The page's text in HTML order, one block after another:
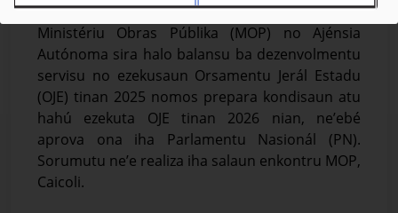
Gustavo da Cruz, hamutuk ho Dirijente sira hosi
Ministériu Obras Públika (MOP) no Ajénsia
Autónoma sira halo balansu ba dezenvolmentu
servisu no ezekusaun Orsamentu Jerál Estadu
(OJE) tinan 2025 nomos prepara kondisaun atu
hahú ezekuta OJE tinan 2026 nian, ne’ebé
aprova ona iha Parlamentu Nasionál (PN).
Sorumutu ne’e realiza iha salaun enkontru MOP,
Caicoli.